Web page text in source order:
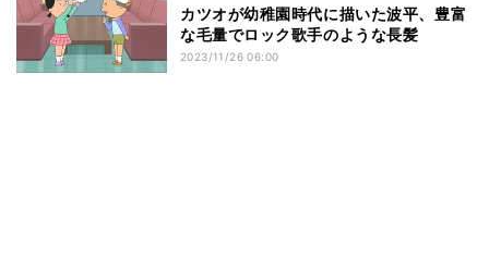
カツオが幼稚園時代に描いた波平、豊富
な毛量でロック歌手のような長髪
2023/11/26 06:00